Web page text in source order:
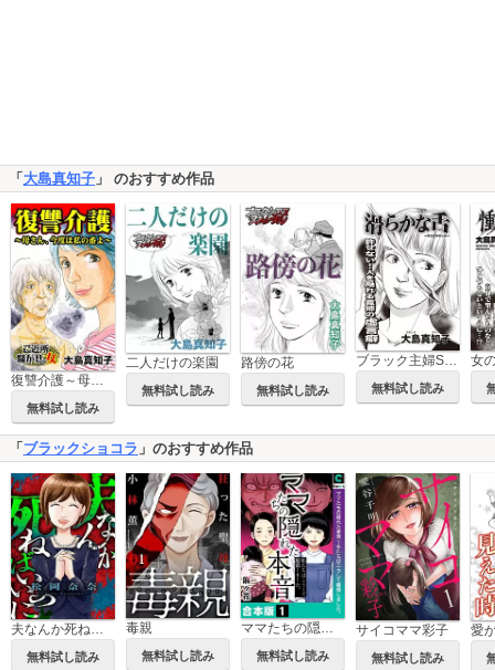
「 大島真知子 」 のおすすめ作品
復讐介護～母さん、今度は私の番よ～ご近所騒がせな女たち
無料試し読み
二人だけの楽園
無料試し読み
路傍の花
無料試し読み
ブラック主婦SP～滑らかな舌～
無料試し読み
「 ブラックショコラ 」のおすすめ作品
夫なんか死ねばいいのに
無料試し読み
毒親
無料試し読み
ママたちの隠れた本音～私たちはこうして離婚しました。【合本版】
無料試し読み
サイコママ彩子
無料試し読み
愛